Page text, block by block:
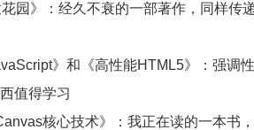
花园》：经久不衰的一部著作，同样
》和《高性能HTML5》：强调
值得学习
核心技术》：我正在读的一本书